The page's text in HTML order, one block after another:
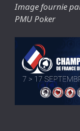
Image fournie
PMU Poker